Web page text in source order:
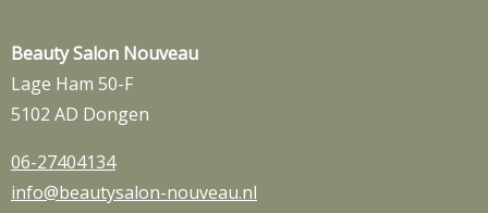
Beauty Salon Nouveau
Lage Ham 50-F
5102 AD Dongen
06-27404134
info@beautysalon-nouveau.nl